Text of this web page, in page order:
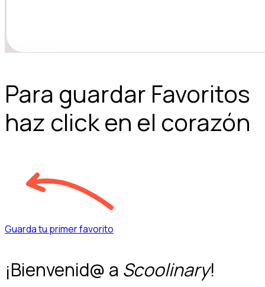
Para guardar Favoritos
haz click en el corazón
Guarda tu primer favorito
¡Bienvenid@ a Scoolinary!